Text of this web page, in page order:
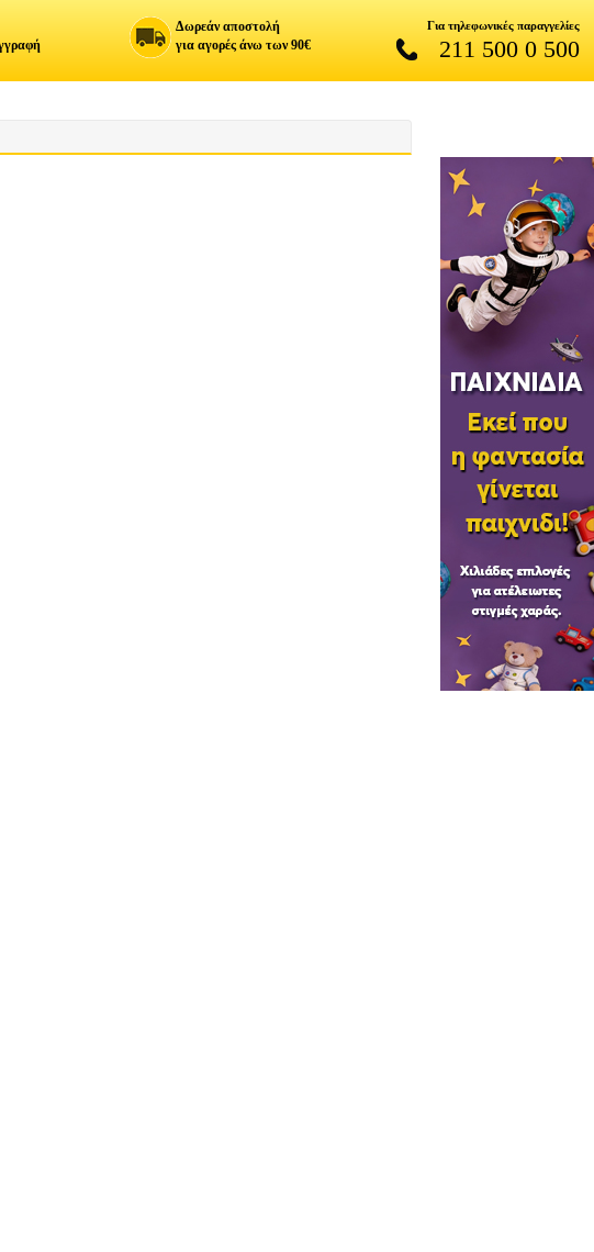
Δωρεάν αποστολή
για αγορές άνω των 90€
Για τηλεφωνικές παραγγελίες
211 500 0 500